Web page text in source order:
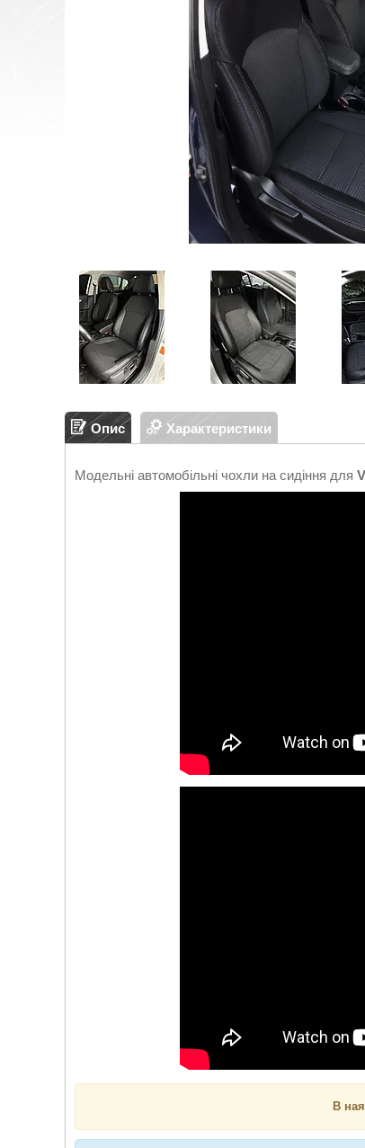
Опис Характеристики
Модельні автомобільні чохли на сидіння для
В